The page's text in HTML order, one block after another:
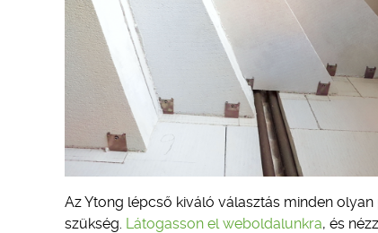
Az Ytong lépcső kiváló választás minden
szükség. Látogasson el weboldalunkra, és